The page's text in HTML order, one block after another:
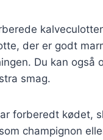
der er godt
Du kan også
smag.
forberedt kødet,
champignon